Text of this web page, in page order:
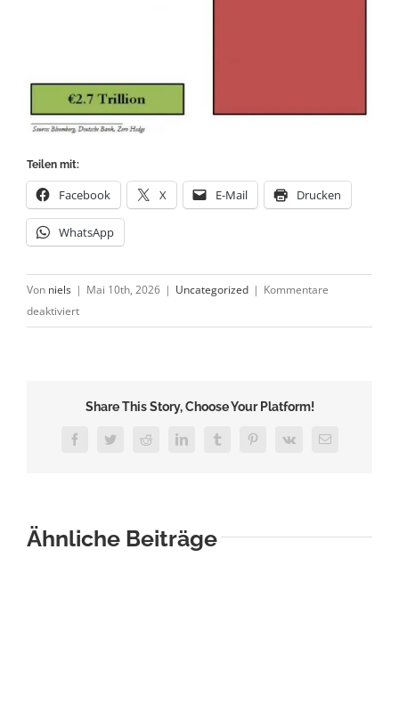
Teilen mit:
Facebook X E-Mail Drucken
WhatsApp
Von niels | Mai 10th, 2026 | Uncategorized | Kommentare
deaktiviertfür
Sorge
Share This Story, Choose Your Platform!
FacebookTwitterReddit LinkedInTumblrPinterest
Vk
E-
Ähnliche Beiträge